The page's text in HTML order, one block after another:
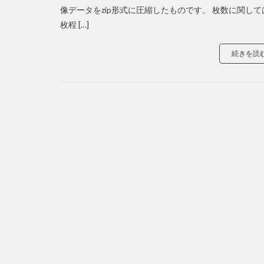
像データをzip形式に圧縮したものです。 枚数に関して
枚程 […]
続きを読